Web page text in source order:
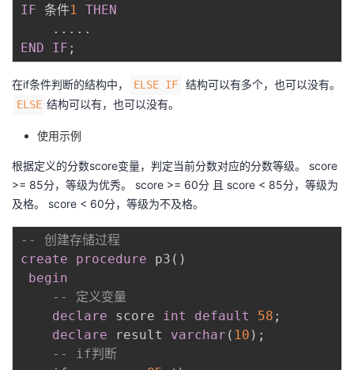
IF 条件1 THEN
. . . . .
END
IF ;
在if条件判断的结构中， ELSE IF 结构可以有多个，也可以没有。
ELSE 结构可以有，也可以没有。
使用示例
根据定义的分数score变量，判定当前分数对应的分数等级。 score
>= 85分，等级为优秀。 score >= 60分 且 score < 85分，等级为
及格。 score < 60分，等级为不及格。
-- 创建存储过程
create
procedure p3 ( )
begin
-- 定义变量
declare score int default 58 ;
declare result varchar ( 10 ) ;
-- if判断